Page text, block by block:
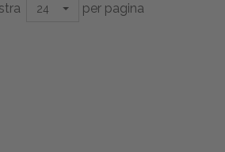
24 per pagina